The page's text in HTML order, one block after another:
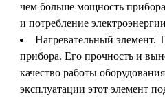
чем больше мощность
и потребление
Нагревательный элемент.
прибора. Его прочность и
качество работы
эксплуатации этот элемент